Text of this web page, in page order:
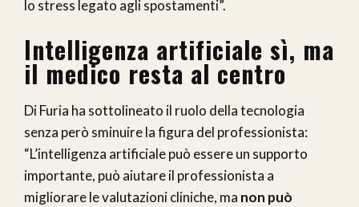
lo stress legato agli spostamenti”.
Intelligenza artificiale sì, ma
il medico resta al centro
Di Furia ha sottolineato il ruolo della tecnologia
senza però sminuire la figura del professionista:
“L’intelligenza artificiale può essere un supporto
importante, può aiutare il professionista a
migliorare le valutazioni cliniche, ma non può